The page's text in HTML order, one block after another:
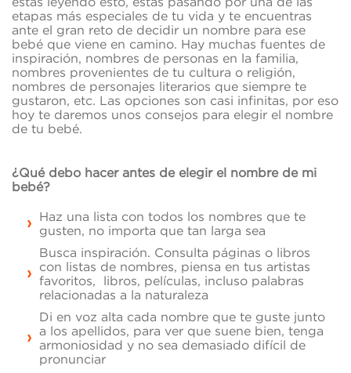
etapas más especiales de tu vida y te encuentras
ante el gran reto de decidir un nombre para ese
bebé que viene en camino. Hay muchas fuentes de
inspiración, nombres de personas en la familia,
nombres provenientes de tu cultura o religión,
nombres de personajes literarios que siempre te
gustaron, etc. Las opciones son casi infinitas, por eso
hoy te daremos unos consejos para elegir el nombre
de tu bebé.
¿Qué debo hacer antes de elegir el nombre de mi
bebé?
Haz una lista con todos los nombres que te
gusten, no importa que tan larga sea
Busca inspiración. Consulta páginas o libros
con listas de nombres, piensa en tus artistas
favoritos, libros, películas, incluso palabras
relacionadas a la naturaleza
Di en voz alta cada nombre que te guste junto
a los apellidos, para ver que suene bien, tenga
armoniosidad y no sea demasiado difícil de
pronunciar